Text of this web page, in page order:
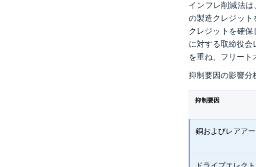
インフレ削減法
の製造クレジット
クレジットを確
に対する取締役会
を重ね、フリート
抑制要因の影響分
抑制要因
銅およびレアア